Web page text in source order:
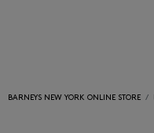
BARNEYS NEW YORK ONLINE STORE